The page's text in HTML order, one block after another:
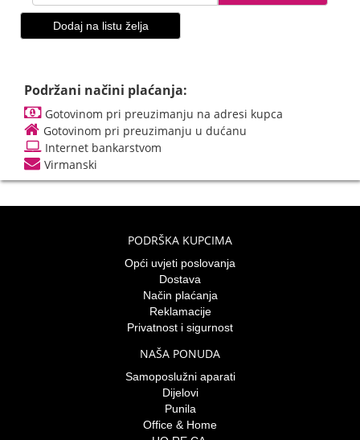
Dodaj na listu želja
Podržani načini plaćanja:
Gotovinom pri preuzimanju na adresi kupca
Gotovinom pri preuzimanju u dućanu
Internet bankarstvom
Virmanski
PODRŠKA KUPCIMA
Opći uvjeti poslovanja
Dostava
Način plaćanja
Reklamacije
Privatnost i sigurnost
NAŠA PONUDA
Samoposlužni aparati
Dijelovi
Punila
Office & Home